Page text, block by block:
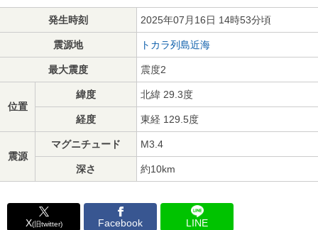
発生時刻 2025年07月16日 14時53分頃
震源地 トカラ列島近海
最大震度 震度2
位置
緯度 北緯 29.3度
経度 東経 129.5度
震源
マグニチュード M3.4
深さ 約10km
X(旧twitter) Facebook LINE